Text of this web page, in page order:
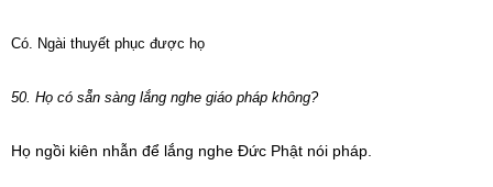
Có. Ngài thuyết phục được họ
50. Họ có sẵn sàng lắng nghe giáo pháp không?
Họ ngồi kiên nhẫn để lắng nghe Đức Phật nói pháp.